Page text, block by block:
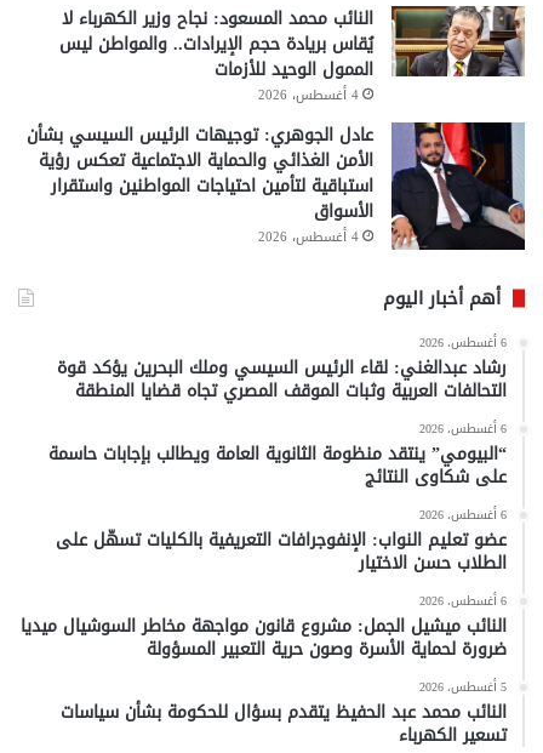
النائب محمد المسعود: نجاح وزير الكهرباء لا
يُقاس بريادة حجم الإيرادات.. والمواطن ليس
الممول الوحيد للأزمات
4 أغسطس، 2026
عادل الجوهري: توجيهات الرئيس السيسي بشأن
الأمن الغذائي والحماية الاجتماعية تعكس رؤية
استباقية لتأمين احتياجات المواطنين واستقرار
الأسواق
4 أغسطس، 2026
أهم أخبار اليوم
6 أغسطس، 2026
رشاد عبدالغني: لقاء الرئيس السيسي وملك البحرين يؤكد قوة
التحالفات العربية وثبات الموقف المصري تجاه قضايا المنطقة
6 أغسطس، 2026
“البيومي” ينتقد منظومة الثانوية العامة ويطالب بإجابات حاسمة
على شكاوى النتائج
6 أغسطس، 2026
عضو تعليم النواب: الإنفوجرافات التعريفية بالكليات تسهّل على
الطلاب حسن الاختيار
6 أغسطس، 2026
النائب ميشيل الجمل: مشروع قانون مواجهة مخاطر السوشيال ميديا
ضرورة لحماية الأسرة وصون حرية التعبير المسؤولة
5 أغسطس، 2026
النائب محمد عبد الحفيظ يتقدم بسؤال للحكومة بشأن سياسات
تسعير الكهرباء